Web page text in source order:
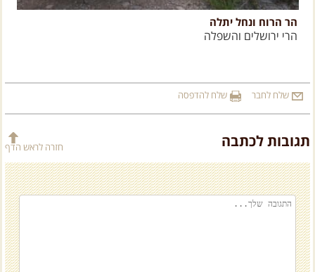
הר הרוח ונחל יתלה
הרי ירושלים והשפלה
שלח לחבר שלח להדפסה
תגובות לכתבה חזרה לראש הדף